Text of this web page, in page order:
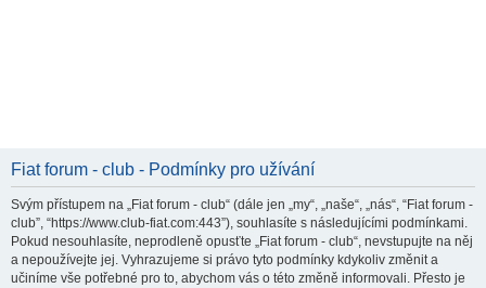
Fiat forum - club - Podmínky pro užívání
Svým přístupem na „Fiat forum - club“ (dále jen „my“, „naše“, „nás“, “Fiat forum -
club”, “https://www.club-fiat.com:443”), souhlasíte s následujícími podmínkami.
Pokud nesouhlasíte, neprodleně opusťte „Fiat forum - club“, nevstupujte na něj
a nepoužívejte jej. Vyhrazujeme si právo tyto podmínky kdykoliv změnit a
učiníme vše potřebné pro to, abychom vás o této změně informovali. Přesto je